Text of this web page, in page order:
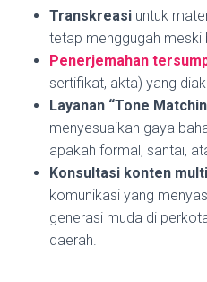
Transkreasi untuk
tetap menggugah meski
Penerjemahan
sertifikat, akta) yang
Layanan “Tone
menyesuaikan gaya
apakah formal, santai,
Konsultasi konten
komunikasi yang
generasi muda di
daerah.